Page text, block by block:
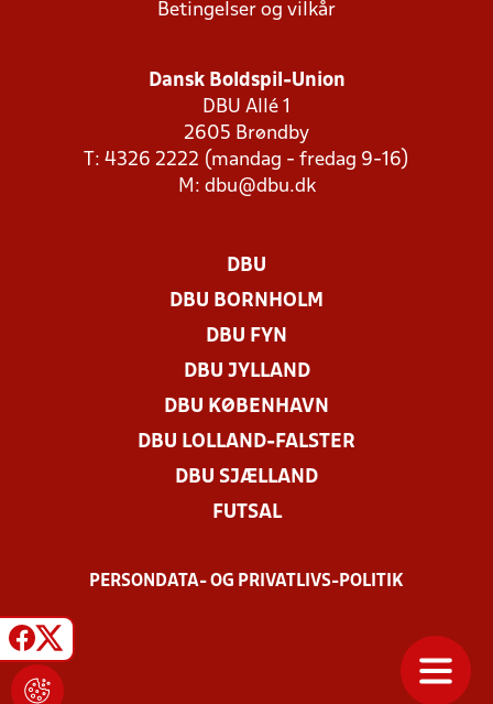
Betingelser og vilkår
Dansk Boldspil-Union
DBU Allé 1
2605 Brøndby
T: 4326 2222 (mandag - fredag 9-16)
M: dbu@dbu.dk
DBU
DBU BORNHOLM
DBU FYN
DBU JYLLAND
DBU KØBENHAVN
DBU LOLLAND-FALSTER
DBU SJÆLLAND
FUTSAL
PERSONDATA- OG PRIVATLIVS-POLITIK